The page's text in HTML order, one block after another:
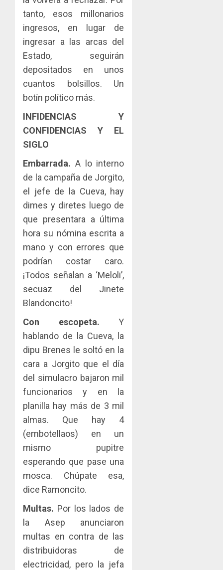
tanto, esos millonarios
ingresos, en lugar de
ingresar a las arcas del
Estado, seguirán
depositados en unos
cuantos bolsillos. Un
botín político más.
INFIDENCIAS Y
CONFIDENCIAS Y EL
SIGLO
Embarrada. A lo interno
de la campaña de Jorgito,
el jefe de la Cueva, hay
dimes y diretes luego de
que presentara a última
hora su nómina escrita a
mano y con errores que
podrían costar caro.
¡Todos señalan a ‘Meloli’,
secuaz del Jinete
Blandoncito!
Con escopeta.Y
hablando de la Cueva, la
dipu Brenes le soltó en la
cara a Jorgito que el día
del simulacro bajaron mil
funcionarios y en la
planilla hay más de 3 mil
almas. Que hay 4
(embotellaos) en un
mismo pupitre
esperando que pase una
mosca. Chúpate esa,
dice Ramoncito.
Multas. Por los lados de
la Asep anunciaron
multas en contra de las
distribuidoras de
electricidad, pero la jefa